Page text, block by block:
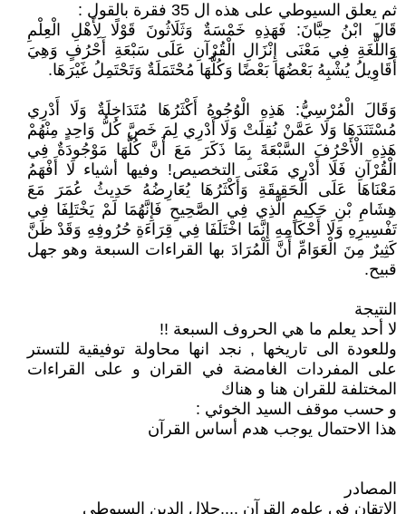
ثم يعلق السيوطي على هذه ال 35 فقرة بالقول :
قَالَ ابْنُ حِبَّانَ: فَهَذِهِ خَمْسَةٌ وَثَلَاثُونَ قَوْلًا لِأَهْلِ الْعِلْمِ
وَاللُّغَةِ فِي مَعْنَى إِنْزَالِ الْقُرْآنِ عَلَى سَبْعَةِ أَحْرُفٍ وَهِيَ
أَقَاوِيلُ يُشْبِهُ بَعْضُهَا بَعْضًا وَكُلُّهَا مُحْتَمَلَةٌ وَتَحْتَمِلُ غَيْرَهَا.
وَقَالَ الْمُرْسِيُّ: هَذِهِ الْوُجُوهُ أَكْثَرُهَا مُتَدَاخِلَةٌ وَلَا أَدْرِي
مُسْتَنَدَهَا وَلَا عَمَّنْ نُقِلَتْ وَلَا أَدْرِي لِمَ خَصَّ كُلُّ وَاحِدٍ مِنْهُمْ
هَذِهِ الْأَحْرُفَ السَّبْعَةَ بِمَا ذَكَرَ مَعَ أَنَّ كُلَّهَا مَوْجُودَةٌ فِي
الْقُرْآنِ فَلَا أَدْرِي مَعْنَى التخصيص! وفيها أشياء لَا أَفْهَمُ
مَعْنَاهَا عَلَى الْحَقِيقَةِ وَأَكْثَرُهَا يُعَارِضُهُ حَدِيثُ عُمَرَ مَعَ
هِشَامِ بْنِ حَكِيمٍ الَّذِي فِي الصَّحِيحِ فَإِنَّهُمَا لَمْ يَخْتَلِفَا فِي
تَفْسِيرِهِ وَلَا أَحْكَامِهِ إِنَّمَا اخْتَلَفَا فِي قِرَاءَةِ حُرُوفِهِ وَقَدْ ظَنَّ
كَثِيرٌ مِنَ الْعَوَامِّ أَنَّ الْمُرَادَ بها القراءات السبعة وهو جهل
قبيح.
النتيجة
لا أحد يعلم ما هي الحروف السبعة !!
وللعودة الى تاريخها , نجد انها محاولة توفيقية للتستر
على المفردات الغامضة في القران و على القراءات
المختلفة للقران هنا و هناك
و حسب موقف السيد الخوئي :
هذا الاحتمال يوجب هدم أساس القرآن
المصادر
الإتقان في علوم القرآن ....جلال الدين السيوطي